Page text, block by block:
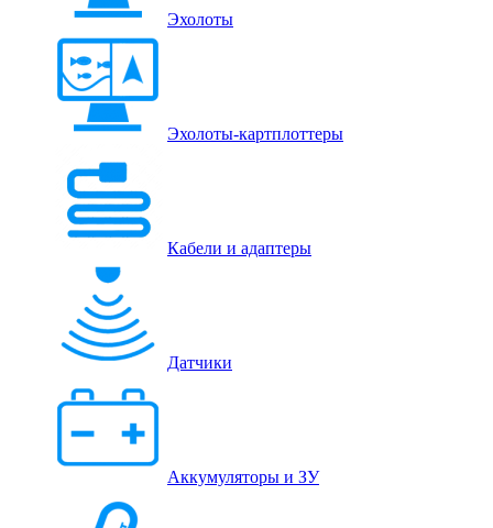
Эхолоты
Эхолоты-картплоттеры
Кабели и адаптеры
Датчики
Аккумуляторы и ЗУ